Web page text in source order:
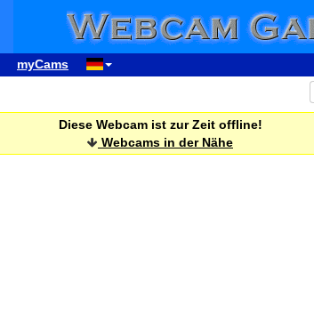
myCams
Diese Webcam ist zur Zeit offline!
Webcams in der Nähe